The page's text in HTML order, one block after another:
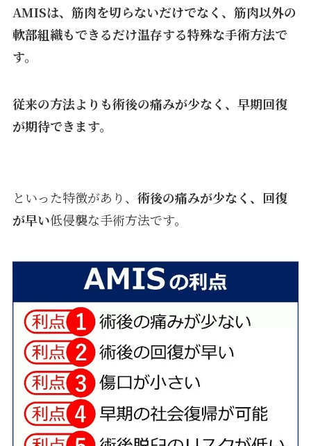
AMISは、筋肉を切らないだけでなく、筋肉以外の
軟部組織もできるだけ温存する特殊な手術方法で
す。
従来の方法よりも術後の痛みが少なく、早期回復
が期待できます。
といった特徴があり、 術後の痛みが少なく、回復
が早い低侵襲な手術方法です。